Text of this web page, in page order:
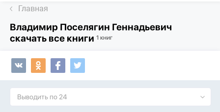
Главная
Владимир Поселягин Геннадьевич
скачать все книги 1 книг
Выводить по 24